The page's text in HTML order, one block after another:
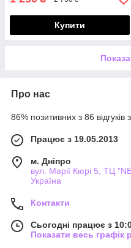
Купити
Про нас
86% позитивних з 86 відгуків
Працює з 19.05.2013
м. Дніпро
вул. Марії Кюрі 5, ТЦ
Україна
Контакти
Сьогодні працює з
Показати весь графік